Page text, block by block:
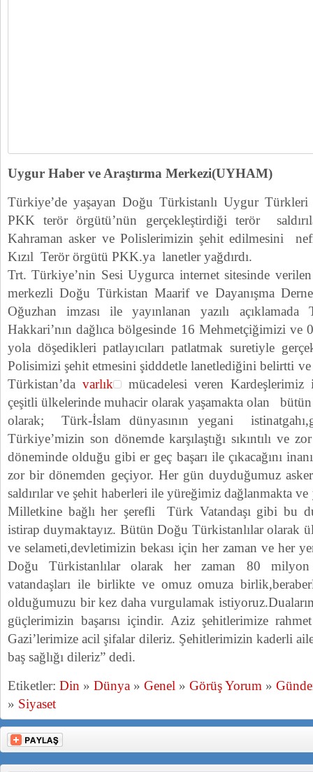
Uygur Haber ve Araştırma Merkezi(UYHAM)
Türkiye’de yaşayan Doğu Türkistanlı Uygur
PKK terör örgütü’nün gerçekleştirdiği terör
Kahraman asker ve Polislerimizin şehit edilmesini
Kızıl Terör örgütü PKK.ya lanetler yağdırdı.
Trt. Türkiye’nin Sesi Uygurca internet sitesinde
merkezli Doğu Türkistan Maarif ve Dayanışma
Oğuzhan imzası ile yayınlanan yazılı
Hakkari’nın dağlıca bölgesinde 16 Mehmetçiğimizi ve
yola döşedikleri patlayıcıları patlatmak suretiyle
Polisimizi şehit etmesini şidddetle lanetlediğini belirtti
Türkistan’da varlık
mücadelesi veren Kardeşlerimiz
çeşitli ülkelerinde muhacir olarak yaşamakta olan
olarak; Türk-İslam dünyasının yegani
Türkiye’mizin son dönemde karşılaştığı sıkıntılı ve
döneminde olduğu gibi er geç başarı ile çıkacağını
zor bir dönemden geçiyor. Her gün duyduğumuz
saldırılar ve şehit haberleri ile yüreğimiz dağlanmakta
Milletkine bağlı her şerefli Türk Vatandaşı gibi bu
istirap duymaktayız. Bütün Doğu Türkistanlılar olarak
ve selameti,devletimizin bekası için her zaman ve her
Doğu Türkistanlılar olarak her zaman 80
vatandaşları ile birlikte ve omuz omuza
olduğumuzu bir kez daha vurgulamak
güçlerimizin başarısı içindir. Aziz şehitlerimize
Gazi’lerimize acil şifalar dileriz. Şehitlerimizin kaderli
baş sağlığı dileriz” dedi.
Etiketler: Din » Dünya » Genel » Görüş Yorum »
» Siyaset